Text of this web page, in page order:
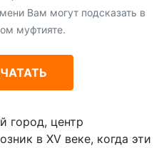
Вам могут подсказать в
муфтияте.
город, центр
в XV веке, когда эти